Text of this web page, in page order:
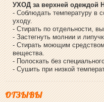
УХОД за верхней одеждой
- Соблюдать температуру в
уходу.
- Стирать по отдельности,
- Застегнуть молнии и
- Стирать моющим
вещества.
- Полоскать без
- Сушить при низкой
ОТЗЫВЫ